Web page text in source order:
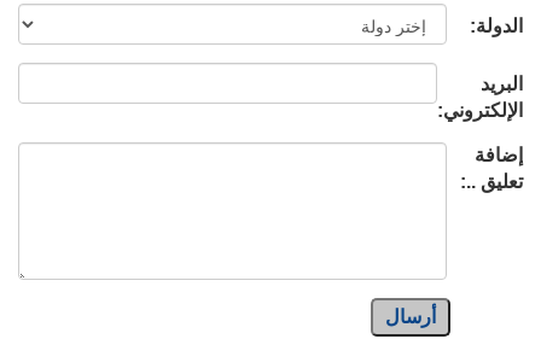
الدولة:
البريد
الإلكتروني:
إضافة
تعليق ..:
أرسال